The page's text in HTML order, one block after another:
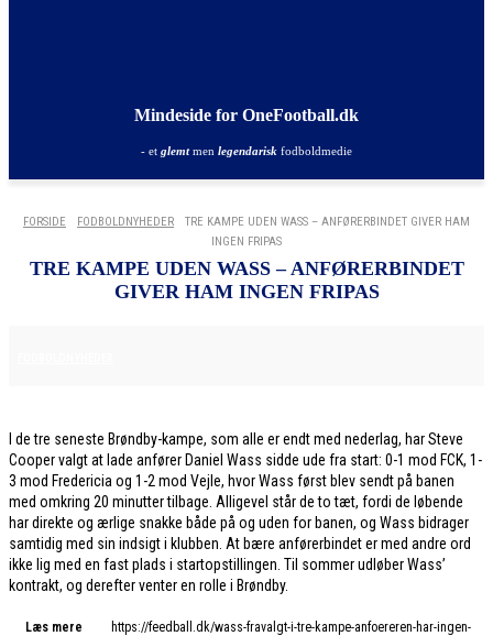
Mindeside for OneFootball.dk
- et glemtmen legendarisk fodboldmedie
FORSIDE FODBOLDNYHEDER
TRE KAMPE UDEN WASS – ANFØRERBINDET GIVER HAM
INGEN FRIPAS
TRE KAMPE UDEN WASS – ANFØRERBINDET
GIVER HAM INGEN FRIPAS
I de tre seneste Brøndby-kampe, som alle er endt med nederlag, har Steve
Cooper valgt at lade anfører Daniel Wass sidde ude fra start: 0-1 mod FCK, 1-
3 mod Fredericia og 1-2 mod Vejle, hvor Wass først blev sendt på banen
med omkring 20 minutter tilbage. Alligevel står de to tæt, fordi de løbende
har direkte og ærlige snakke både på og uden for banen, og Wass bidrager
samtidig med sin indsigt i klubben. At bære anførerbindet er med andre ord
ikke lig med en fast plads i startopstillingen. Til sommer udløber Wass’
kontrakt, og derefter venter en rolle i Brøndby.
Læs mere https://feedball.dk/wass-fravalgt-i-tre-kampe-anfoereren-har-ingen-